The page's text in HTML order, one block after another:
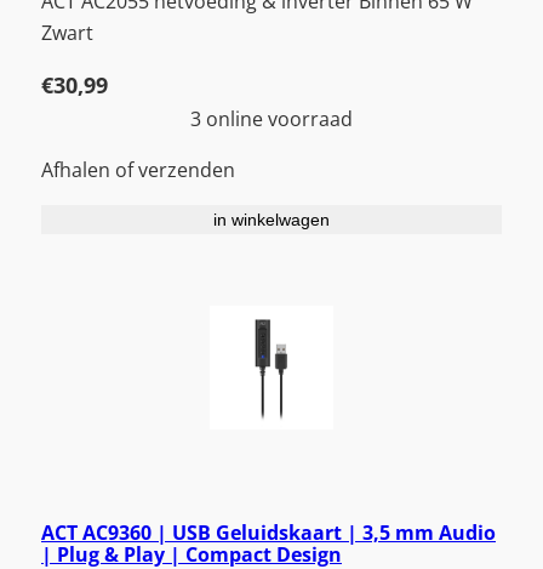
Zwart
€30,99
3 online voorraad
Afhalen of verzenden
in winkelwagen
ACT AC9360 | USB Geluidskaart | 3,5 mm Audio
| Plug & Play | Compact Design